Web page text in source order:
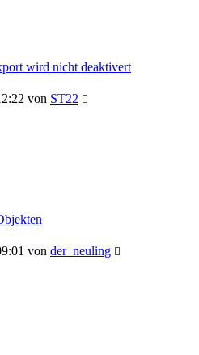
wird nicht deaktivert
von ST22
von der_neuling